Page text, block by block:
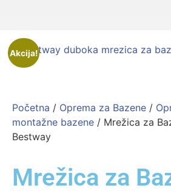
Akcija!
Početna / Oprema za Bazene /
montažne bazene / Mrežica za
Bestway
Mrežica za